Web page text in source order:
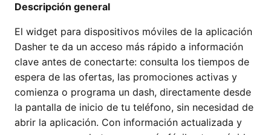
Descripción general
El widget para dispositivos móviles de la aplicación
Dasher te da un acceso más rápido a información
clave antes de conectarte: consulta los tiempos de
espera de las ofertas, las promociones activas y
comienza o programa un dash, directamente desde
la pantalla de inicio de tu teléfono, sin necesidad de
abrir la aplicación. Con información actualizada y